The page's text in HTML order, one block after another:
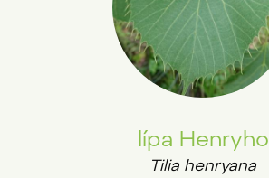
lípa Henryho
Tilia henryana